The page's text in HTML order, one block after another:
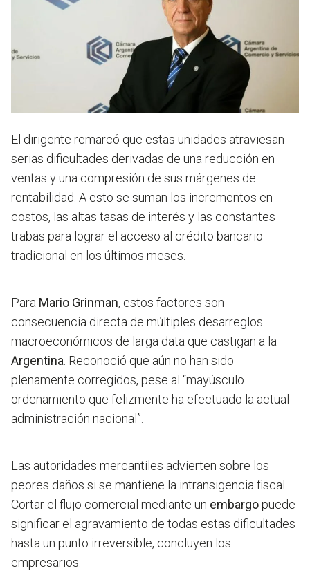
El dirigente remarcó que estas unidades atraviesan
serias dificultades derivadas de una reducción en
ventas y una compresión de sus márgenes de
rentabilidad. A esto se suman los incrementos en
costos, las altas tasas de interés y las constantes
trabas para lograr el acceso al crédito bancario
tradicional en los últimos meses.
Para Mario Grinman, estos factores son
consecuencia directa de múltiples desarreglos
macroeconómicos de larga data que castigan a la
Argentina . Reconoció que aún no han sido
plenamente corregidos, pese al “mayúsculo
ordenamiento que felizmente ha efectuado la actual
administración nacional”.
Las autoridades mercantiles advierten sobre los
peores daños si se mantiene la intransigencia fiscal.
Cortar el flujo comercial mediante un embargopuede
significar el agravamiento de todas estas dificultades
hasta un punto irreversible, concluyen los
empresarios.